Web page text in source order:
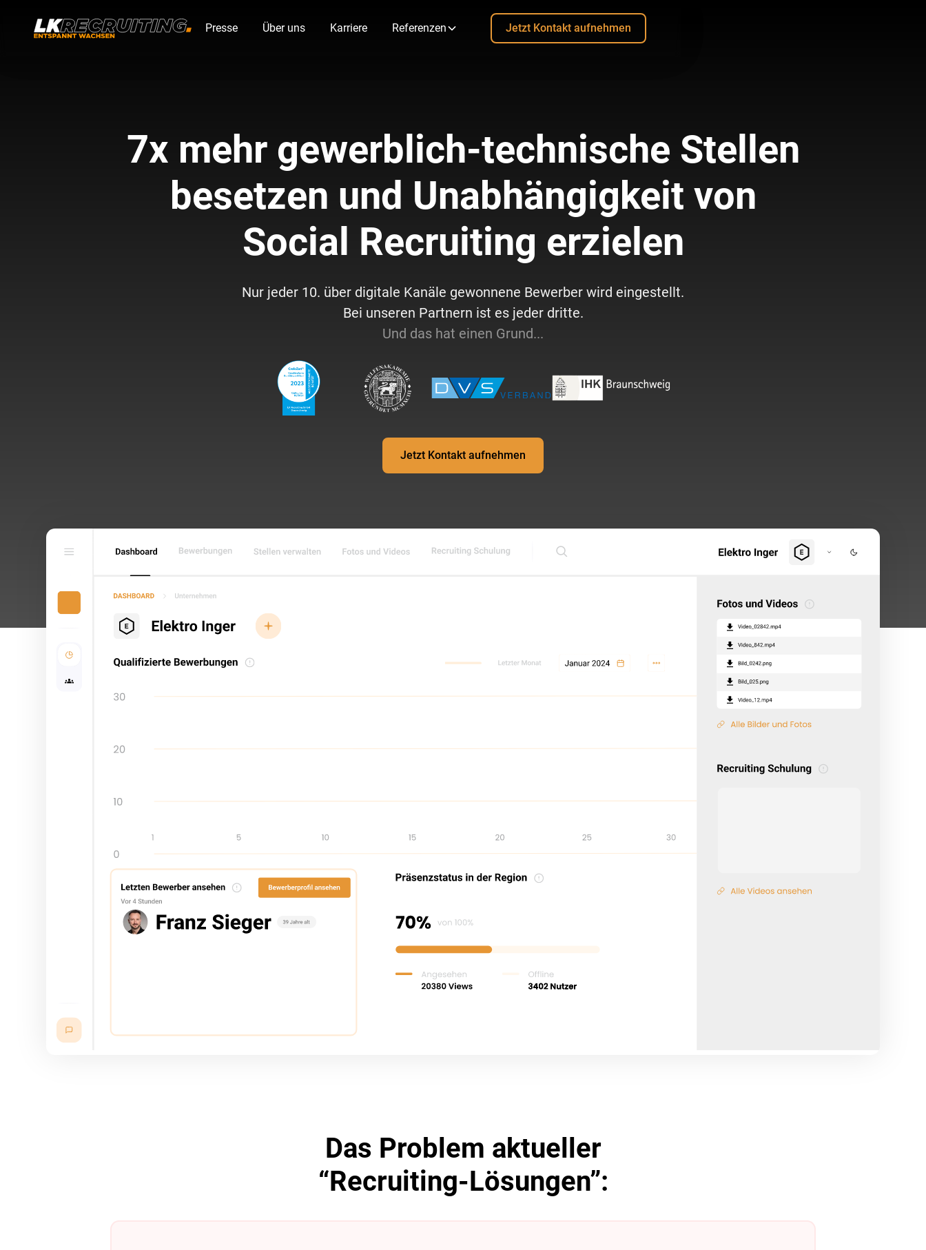
Presse Über uns Karriere Referenzen Jetzt Kontakt aufnehmen
7x mehr gewerblich-technische Stellen
besetzen und Unabhängigkeit von
Social Recruiting erzielen
Nur jeder 10. über digitale Kanäle gewonnene Bewerber wird eingestellt.
Bei unseren Partnern ist es jeder dritte.
Und das hat einen Grund...
Jetzt Kontakt aufnehmen
Das Problem aktueller
“Recruiting-Lösungen”: